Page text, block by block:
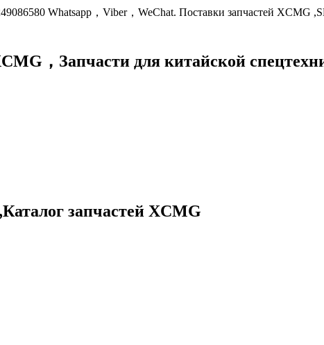
Whatsapp，Viber，WeChat. Поставки запчастей
， Запчасти для китайской